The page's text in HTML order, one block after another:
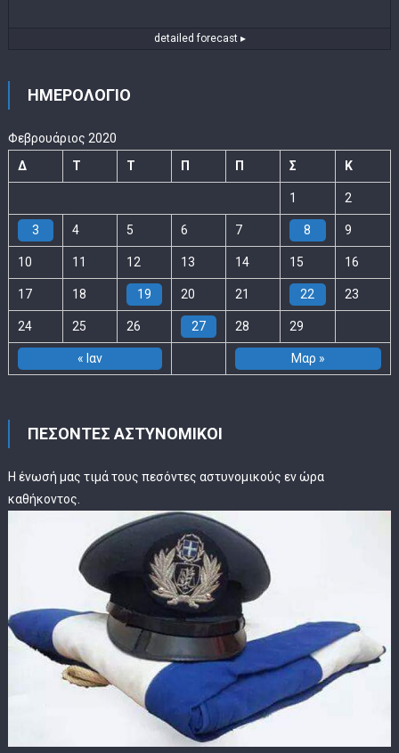
detailed forecast ▸
ΗΜΕΡΟΛΟΓΙΟ
Φεβρουάριος 2020
Δ
Τ Τ Π Π Σ Κ
« Ιαν Μαρ »
1 2
3 4 5 6 7 8 9
10 11 12 13 14 15 16
17 18 19 20 21 22 23
24 25 26 27 28 29
ΠΕΣΟΝΤΕΣ ΑΣΤΥΝΟΜΙΚΟΙ
Η ένωσή μας τιμά τους πεσόντες αστυνομικούς εν ώρα
καθήκοντος.